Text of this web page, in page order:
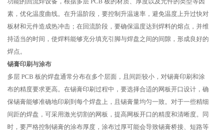
素，优化温度曲线。在升温阶段，要控制升温速率，避免温度上升过快对
板材和元件造成热冲击；在回流阶段，要确保温度达到焊料的熔点，并维
持适当的时间，使焊料能够充分填充引脚与焊盘之间的间隙，形成良好的
焊点。
锡膏印刷与涂布
多层 PCB 板的焊盘通常分布在多个层面，且间距较小，对锡膏印刷和涂
布的精度要求更高。在锡膏印刷过程中，要选择合适的网板开口设计，确
保锡膏能够准确地印刷到每个焊盘上，且锡膏量均匀一致。对于一些精细
间距的焊盘，可采用激光切割的网板，提高网板开口的精度和清晰度。同
时，要严格控制锡膏的涂布厚度，涂布过厚可能会导致锡膏桥接、短路等